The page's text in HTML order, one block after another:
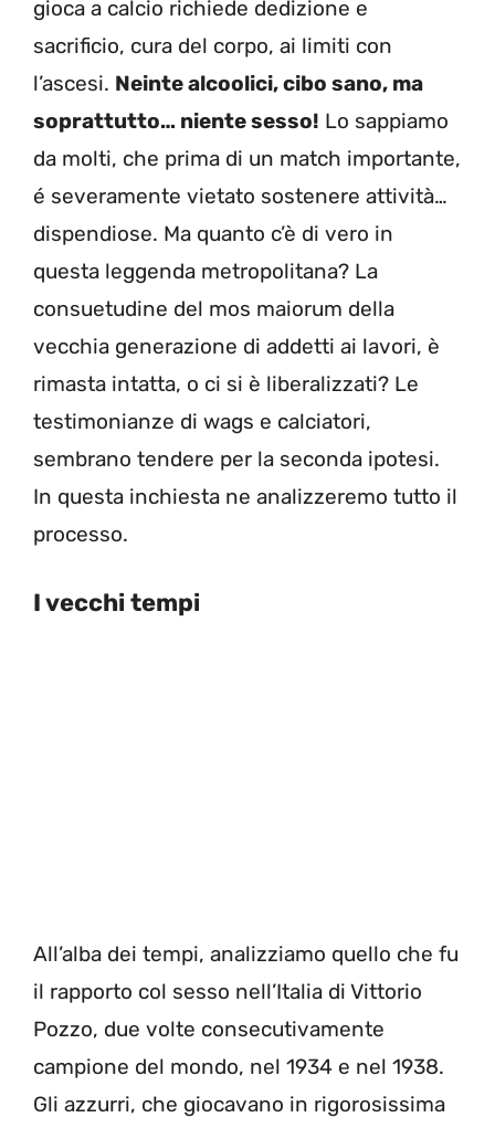
gioca a calcio richiede dedizione e
sacrificio, cura del corpo, ai limiti con
l’ascesi. Neinte alcoolici, cibo sano, ma
soprattutto… niente sesso! Lo sappiamo
da molti, che prima di un match importante,
é severamente vietato sostenere attività…
dispendiose. Ma quanto c’è di vero in
questa leggenda metropolitana? La
consuetudine del mos maiorum della
vecchia generazione di addetti ai lavori, è
rimasta intatta, o ci si è liberalizzati? Le
testimonianze di wags e calciatori,
sembrano tendere per la seconda ipotesi.
In questa inchiesta ne analizzeremo tutto il
processo.
I vecchi tempi
All’alba dei tempi, analizziamo quello che fu
il rapporto col sesso nell’Italia di Vittorio
Pozzo, due volte consecutivamente
campione del mondo, nel 1934 e nel 1938.
Gli azzurri, che giocavano in rigorosissima